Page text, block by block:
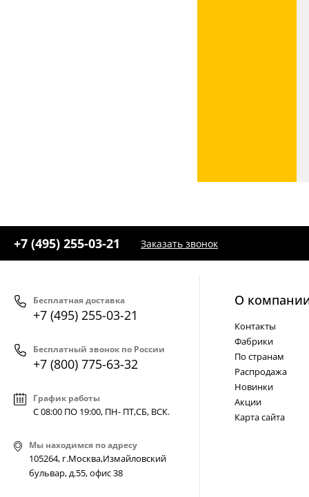
+7 (495) 255-03-21 Заказать звонок
Бесплатная доставка
+7 (495) 255-03-21
Бесплатный звонок по России
+7 (800) 775-63-32
График работы
С 08:00 ПО 19:00, ПН- ПТ,СБ, ВСК.
Мы находимся по адресу
105264, г.Москва,Измайловский
бульвар, д.55, офис 38
О
Контакты
Фабрики
По странам
Распродажа
Новинки
Акции
Карта сайта